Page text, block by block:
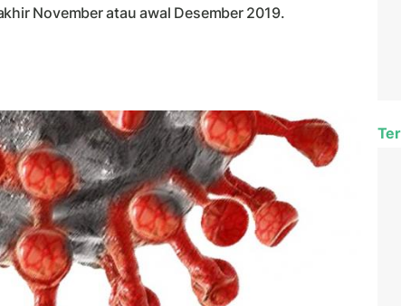
November atau awal Desember 2019.